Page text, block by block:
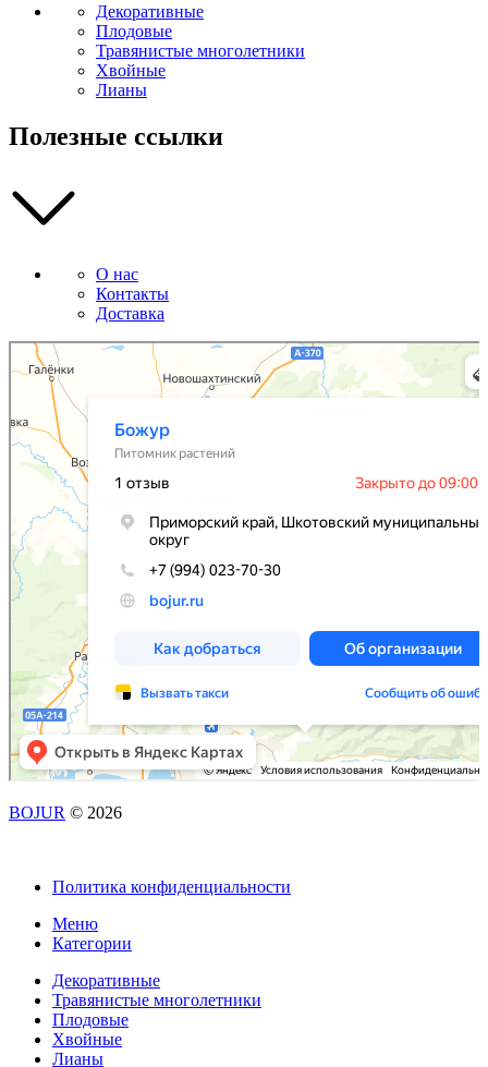
Декоративные
Плодовые
Травянистые многолетники
Хвойные
Лианы
Полезные ссылки
О нас
Контакты
Доставка
Божур
Питомник растений в Приморском крае
BOJUR © 2026
Политика конфиденциальности
Меню
Категории
Декоративные
Травянистые многолетники
Плодовые
Хвойные
Лианы